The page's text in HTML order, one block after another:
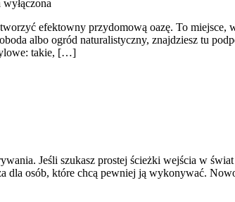
wyłączona
efektowny przydomową oazę. To miejsce,
albo ogród naturalistyczny, znajdziesz tu
takie, […]
Jeśli szukasz prostej ścieżki wejścia w
osób, które chcą pewniej ją wykonywać.